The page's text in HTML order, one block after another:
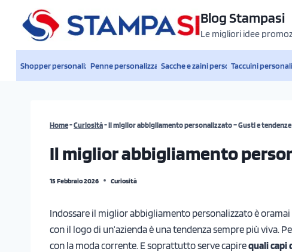
contenuto
Blog Stampasi
Le migliori idee
Shopper personalizzatePenne personalizzateSacche e zaini personalizzati
Taccuini
Home-Curiosità-Il miglior abbigliamento personalizzato – Gusti e tendenze
Il miglior abbigliamento
15 Febbraio 2026 Curiosità
Indossare il miglior abbigliamento personalizzato è
con il logo di un’azienda è una tendenza sempre più viva.
con la moda corrente. E soprattutto serve capirequali capi